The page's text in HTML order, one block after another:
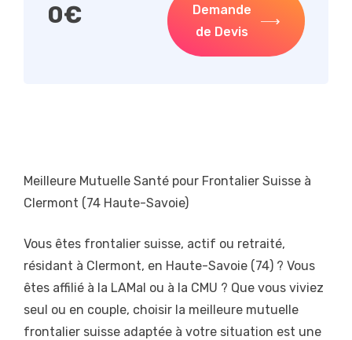
0€
Demande
de Devis
Meilleure Mutuelle Santé pour Frontalier Suisse à
Clermont (74 Haute-Savoie)
Vous êtes frontalier suisse, actif ou retraité,
résidant à Clermont, en Haute-Savoie (74) ? Vous
êtes affilié à la LAMal ou à la CMU ? Que vous viviez
seul ou en couple, choisir la meilleure mutuelle
frontalier suisse adaptée à votre situation est une